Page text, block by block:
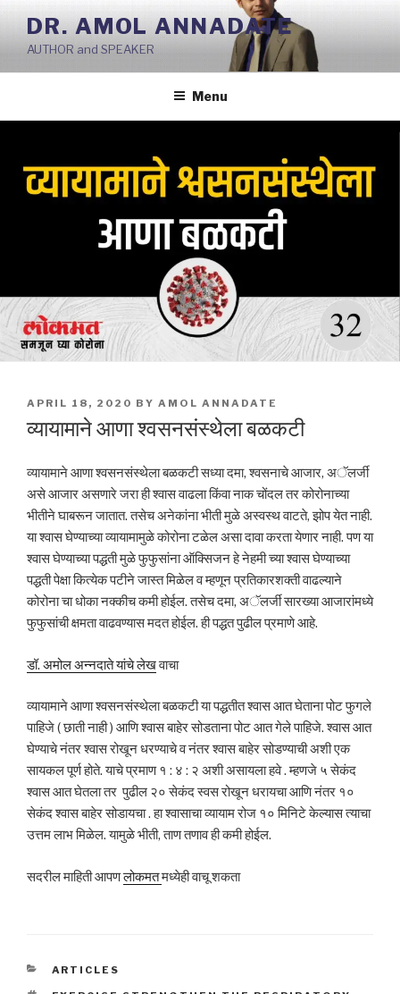
Skip
content
DR. AMOL ANNADATE
AUTHOR and SPEAKER
Menu
POSTED
APRIL 18, 2020 BY AMOL ANNADATE
व्यायामाने आणा श्वसनसंस्थेला बळकटी
व्यायामाने आणा श्वसनसंस्थेला बळकटी सध्या दमा, श्वसनाचे आजार, अॅलर्जी
असे आजार असणारे जरा ही श्वास वाढला किंवा नाक चोंदल तर कोरोनाच्या
भीतीने घाबरून जातात. तसेच अनेकांना भीती मुळे अस्वस्थ वाटते, झोप येत नाही.
या श्वास घेण्याच्या व्यायामामुळे कोरोना टळेल असा दावा करता येणार नाही. पण या
श्वास घेण्याच्या पद्धती मुळे फुफुसांना ऑक्सिजन हे नेहमी च्या श्वास घेण्याच्या
पद्धती पेक्षा कित्येक पटीने जास्त मिळेल व म्हणून प्रतिकारशक्ती वाढल्याने
कोरोना चा धोका नक्कीच कमी होईल. तसेच दमा, अॅलर्जी सारख्या आजारांमध्ये
फुफुसांची क्षमता वाढवण्यास मदत होईल. ही पद्धत पुढील प्रमाणे आहे.
डॉ. अमोल अन्नदाते यांचे लेखवाचा
व्यायामाने आणा श्वसनसंस्थेला बळकटी या पद्धतीत श्वास आत घेताना पोट फुगले
पाहिजे ( छाती नाही ) आणि श्वास बाहेर सोडताना पोट आत गेले पाहिजे. श्वास आत
घेण्याचे नंतर श्वास रोखून धरण्याचे व नंतर श्वास बाहेर सोडण्याची अशी एक
सायकल पूर्ण होते. याचे प्रमाण १ : ४ : २ अशी असायला हवे . म्हणजे ५ सेकंद
श्वास आत घेतला तर पुढील २० सेकंद स्वस रोखून धरायचा आणि नंतर १०
सेकंद श्वास बाहेर सोडायचा . हा श्वासाचा व्यायाम रोज १० मिनिटे केल्यास त्याचा
उत्तम लाभ मिळेल. यामुळे भीती, ताण तणाव ही कमी होईल.
सदरील माहिती आपणलोकमतमध्येही वाचू शकता
CATEGORIES
ARTICLES